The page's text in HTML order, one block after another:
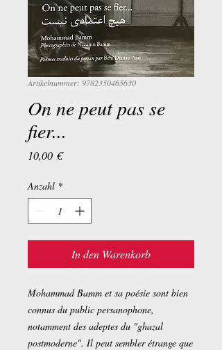
Artikelnummer: 9782350465630
On ne peut pas se
fier...
10,00 €Preis
Anzahl *
In den Warenkorb
Mohammad Bamm et sa poésie sont bien
connus du public persanophone,
notamment des adeptes du "ghazal
postmoderne". Il peut sembler étrange que